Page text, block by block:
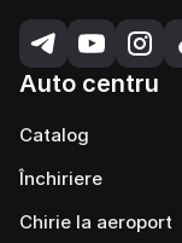
Auto centru
Catalog
Închiriere
Chirie la aeroport